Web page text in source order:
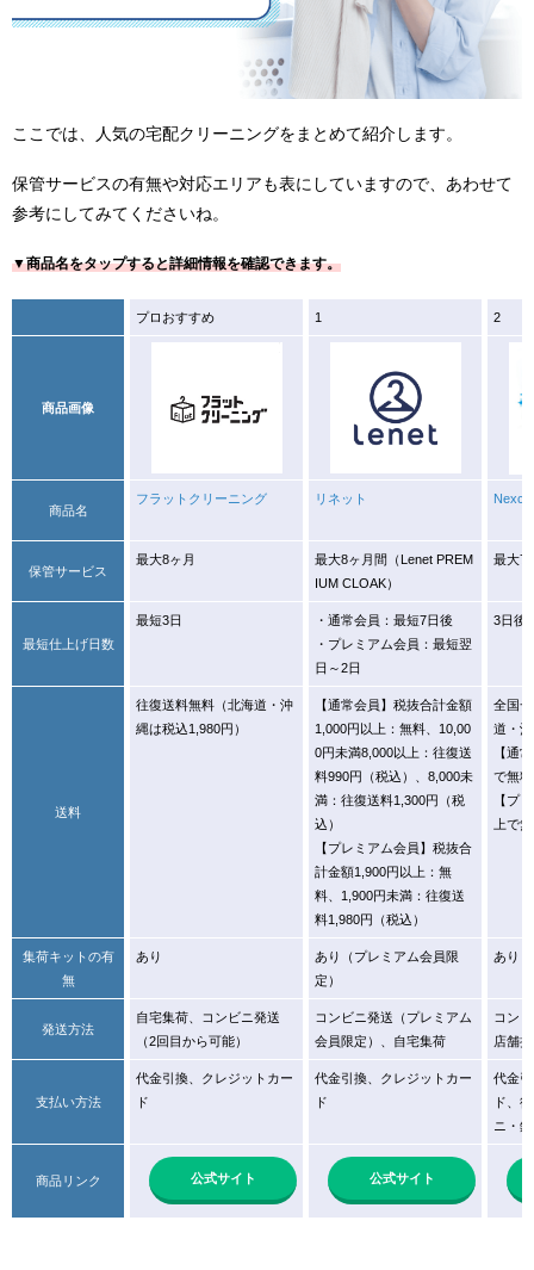
ここでは、人気の宅配クリーニングをまとめて紹介します。
保管サービスの有無や対応エリアも表にしていますので、あわせて
参考にしてみてくださいね。
▼商品名をタップすると詳細情報を確認できます。
プロおすすめ 1 2
商品画像
商品名
フラットクリーニング リネット Nexcy
保管サービス
最大8ヶ月
最大8ヶ月間（Lenet PREM
IUM CLOAK）
最大7
最短仕上げ日数
最短3日
・通常会員：最短7日後
・プレミアム会員：最短翌
日～2日
3日後
送料
往復送料無料（北海道・沖
縄は税込1,980円）
【通常会員】税抜合計金額
1,000円以上：無料、10,00
0円未満8,000以上：往復送
料990円（税込）、8,000未
満：往復送料1,300円（税
込）
【プレミアム会員】税抜合
計金額1,900円以上：無
料、1,900円未満：往復送
料1,980円（税込）
全国
道・
【通
で無料
【プ
上で
集荷キットの有
無
あり
あり（プレミアム会員限
定）
あり
発送方法
自宅集荷、コンビニ発送
（2回目から可能）
コンビニ発送（プレミアム
会員限定）、自宅集荷
コン
店舗
支払い方法
代金引換、クレジットカー
ド
代金引換、クレジットカー
ド
代金
ド、
ニ・
商品リンク 公式サイト 公式サイト